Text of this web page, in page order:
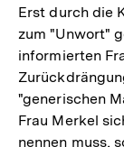
Erst durch die
zum "Unwort"
informierten
"generischen
Frau Merkel
nennen muss,